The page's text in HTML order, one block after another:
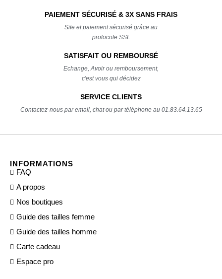
PAIEMENT SÉCURISÉ & 3X SANS FRAIS
Site et paiement sécurisé grâce au
protocole SSL
SATISFAIT OU REMBOURSÉ
Echange, Avoir ou remboursement,
c'est vous qui décidez
SERVICE CLIENTS
Contactez-nous par email, chat ou par téléphone au 01.83.64.13.65
INFORMATIONS
FAQ
A propos
Nos boutiques
Guide des tailles femme
Guide des tailles homme
Carte cadeau
Espace pro